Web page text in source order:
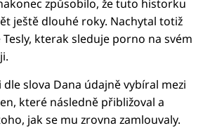
způsobilo, že tuto historku
ještě dlouhé roky. Nachytal totiž
kterak sleduje porno na svém
dle slova Dana údajně vybíral mezi
které následně přibližoval a
jak se mu zrovna zamlouvaly.